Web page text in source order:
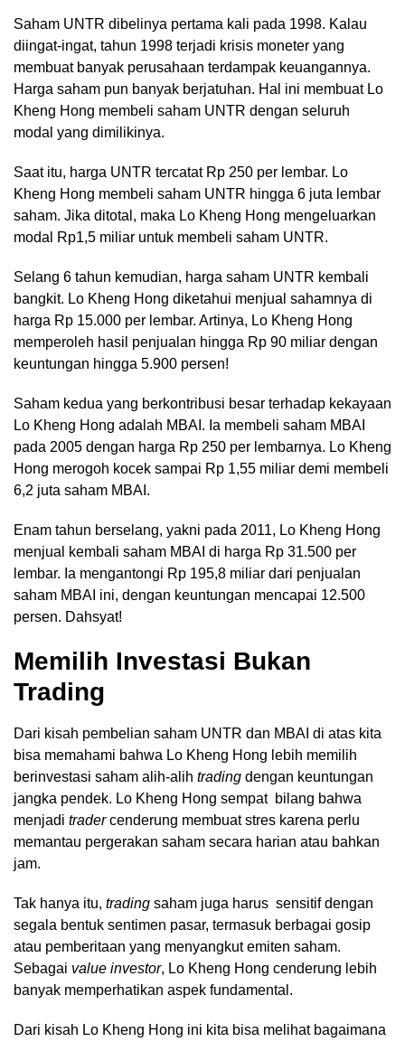
Saham UNTR dibelinya pertama kali pada 1998. Kalau
diingat-ingat, tahun 1998 terjadi krisis moneter yang
membuat banyak perusahaan terdampak keuangannya.
Harga saham pun banyak berjatuhan. Hal ini membuat Lo
Kheng Hong membeli saham UNTR dengan seluruh
modal yang dimilikinya.
Saat itu, harga UNTR tercatat Rp 250 per lembar. Lo
Kheng Hong membeli saham UNTR hingga 6 juta lembar
saham. Jika ditotal, maka Lo Kheng Hong mengeluarkan
modal Rp1,5 miliar untuk membeli saham UNTR.
Selang 6 tahun kemudian, harga saham UNTR kembali
bangkit. Lo Kheng Hong diketahui menjual sahamnya di
harga Rp 15.000 per lembar. Artinya, Lo Kheng Hong
memperoleh hasil penjualan hingga Rp 90 miliar dengan
keuntungan hingga 5.900 persen!
Saham kedua yang berkontribusi besar terhadap kekayaan
Lo Kheng Hong adalah MBAI. Ia membeli saham MBAI
pada 2005 dengan harga Rp 250 per lembarnya. Lo Kheng
Hong merogoh kocek sampai Rp 1,55 miliar demi membeli
6,2 juta saham MBAI.
Enam tahun berselang, yakni pada 2011, Lo Kheng Hong
menjual kembali saham MBAI di harga Rp 31.500 per
lembar. Ia mengantongi Rp 195,8 miliar dari penjualan
saham MBAI ini, dengan keuntungan mencapai 12.500
persen. Dahsyat!
Memilih Investasi Bukan
Trading
Dari kisah pembelian saham UNTR dan MBAI di atas kita
bisa memahami bahwa Lo Kheng Hong lebih memilih
berinvestasi saham alih-alih trading dengan keuntungan
jangka pendek. Lo Kheng Hong sempat bilang bahwa
menjadi tradercenderung membuat stres karena perlu
memantau pergerakan saham secara harian atau bahkan
jam.
Tak hanya itu, trading saham juga harus sensitif dengan
segala bentuk sentimen pasar, termasuk berbagai gosip
atau pemberitaan yang menyangkut emiten saham.
Sebagai value investor, Lo Kheng Hong cenderung lebih
banyak memperhatikan aspek fundamental.
Dari kisah Lo Kheng Hong ini kita bisa melihat bagaimana